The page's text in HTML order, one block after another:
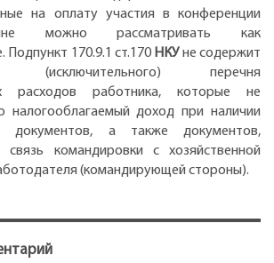
на оплату участия в конференции
можно рассматривать как
170.9.1 ст.170 НКУне содержит
(исключительного) перечня
расходов работника, которые не
налогооблагаемый доход при наличии
документов, а также документов,
связь командировки с хозяйственной
(командирующей стороны).